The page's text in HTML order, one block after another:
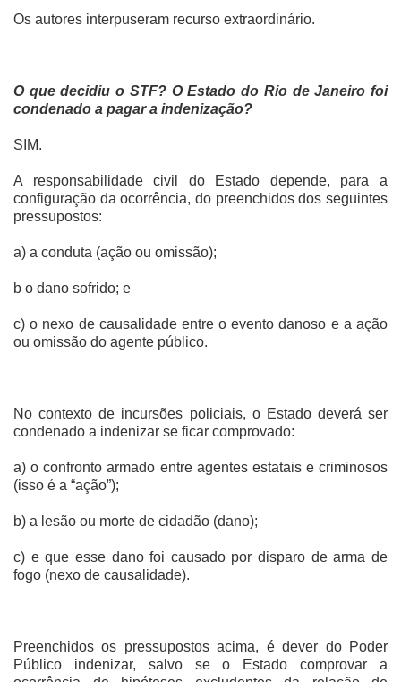
Os autores interpuseram recurso extraordinário.
O que decidiu o STF? O Estado do Rio de Janeiro foi
condenado a pagar a indenização?
SIM.
A responsabilidade civil do Estado depende, para a
configuração da ocorrência, do preenchidos dos seguintes
pressupostos:
a) a conduta (ação ou omissão);
b o dano sofrido; e
c) o nexo de causalidade entre o evento danoso e a ação
ou omissão do agente público.
No contexto de incursões policiais, o Estado deverá ser
condenado a indenizar se ficar comprovado:
a) o confronto armado entre agentes estatais e criminosos
(isso é a “ação”);
b) a lesão ou morte de cidadão (dano);
c) e que esse dano foi causado por disparo de arma de
fogo (nexo de causalidade).
Preenchidos os pressupostos acima, é dever do Poder
Público indenizar, salvo se o Estado comprovar a